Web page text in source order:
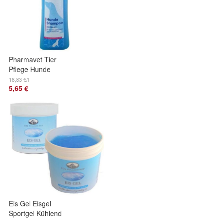
Pharmavet Tier
Pflege Hunde
Shampoo glänzend
weiches sauberes
18,83 €/l
5,65 €
Eis Gel Eisgel
Sportgel Kühlend